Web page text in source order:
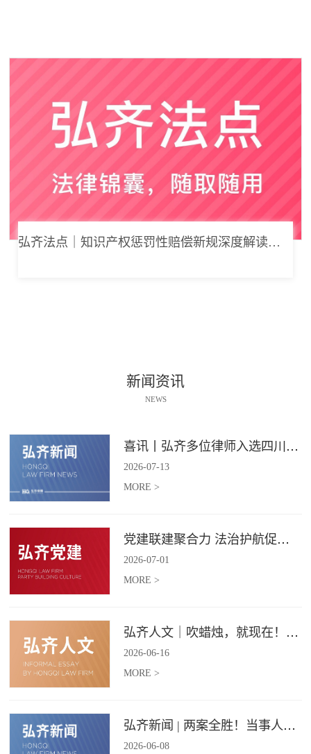
弘齐法点｜知识产权惩罚性赔偿新规深度解读： 从“赔得起”到“赔不起”的司法逻辑
新闻资讯
NEWS
喜讯丨弘齐多位律师入选四川省破产管理人协会工作委员会委员
2026-07-13
MORE >
党建联建聚合力 法治护航促振兴 | 弘齐律所党支部与龙星村党委联合开展庆 “七一” 主题党日活动
2026-07-01
MORE >
弘齐人文｜吹蜡烛，就现在！弘齐第二季度生日会如约而至
2026-06-16
MORE >
弘齐新闻 | 两案全胜！当事人赠 “律法精湛 不负重托” 锦旗致谢
2026-06-08